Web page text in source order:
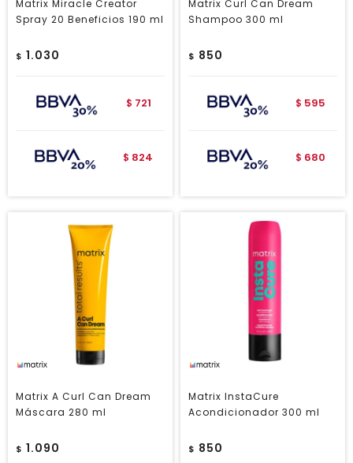
Matrix Miracle Creator
Spray 20 Beneficios 190 ml
$ 1.030
$ 721
$ 824
Matrix Curl Can Dream
Shampoo 300 ml
$ 850
$ 595
$ 680
Matrix A Curl Can Dream
Máscara 280 ml
$ 1.090
Matrix InstaCure
Acondicionador 300 ml
$ 850